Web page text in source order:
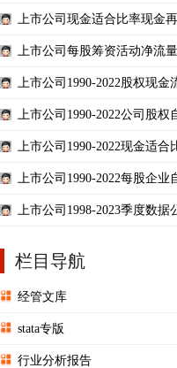
上市公司现金适合比率现金
上市公司每股筹资活动净流
上市公司1990-2022股权现
上市公司1990-2022公司股
上市公司1990-2022现金适
上市公司1990-2022每股企
上市公司1998-2023季度数
栏目导航
经管文库
stata专版
行业分析报告